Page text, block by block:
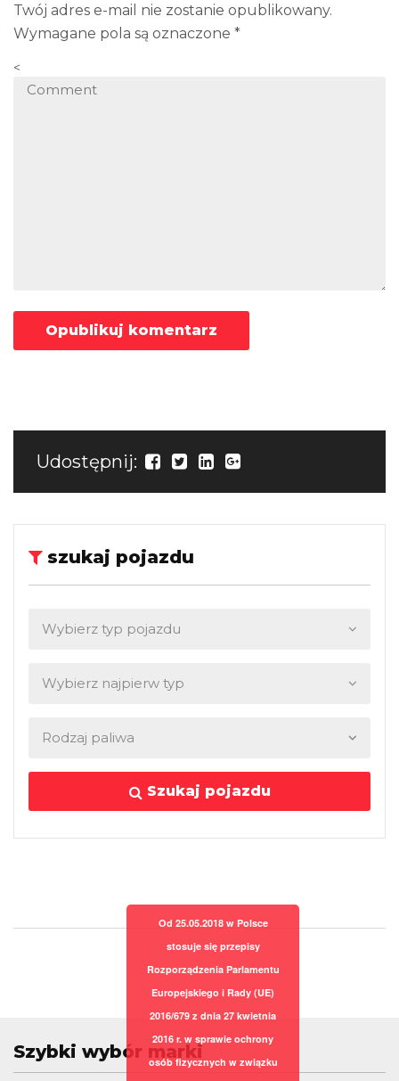
Twój adres e-mail nie zostanie opublikowany.
Wymagane pola są oznaczone *
<
Udostępnij:
szukaj pojazdu
Szukaj pojazdu
Szybki wybór marki
Od 25.05.2018 w Polsce
stosuje się przepisy
Rozporządzenia Parlamentu
Europejskiego i Rady (UE)
2016/679 z dnia 27 kwietnia
2016 r. w sprawie ochrony
osób fizycznych w związku